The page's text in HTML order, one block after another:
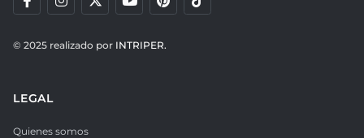
© 2025 realizado por INTRIPER.
LEGAL
Quienes somos